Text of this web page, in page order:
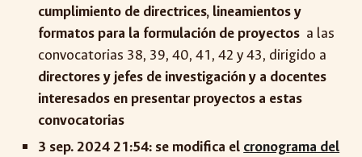
cumplimiento de directrices, lineamientos y
formatos para la formulación de proyectos a las
convocatorias 38, 39, 40, 41, 42 y 43, dirigido a
directores y jefes de investigación y a docentes
interesados en presentar proyectos a estas
convocatorias
3 sep. 2024 21:54: se modifica el cronograma del